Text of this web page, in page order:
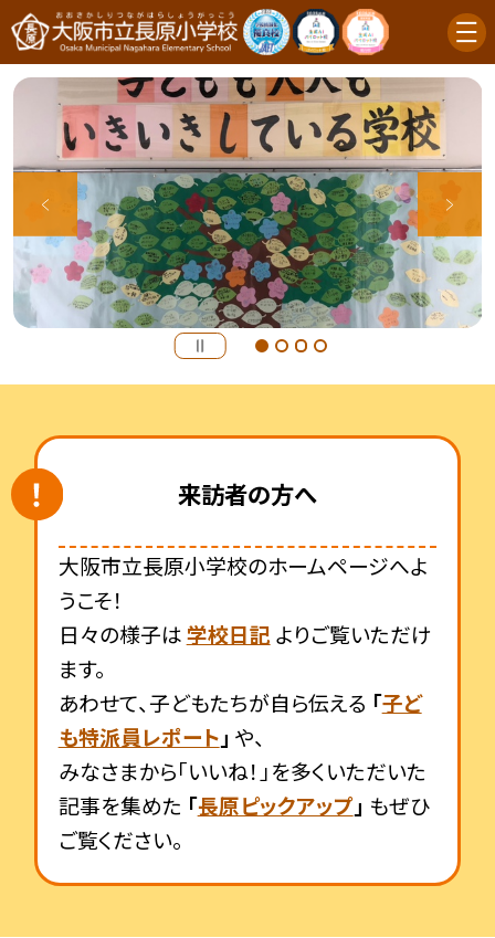
来訪者の方へ
大阪市立長原小学校のホームページへよ
うこそ！
日々の様子は学校日記 よりご覧いただけ
ます。
あわせて、子どもたちが自ら伝える 「子ど
も特派員レポート」 や、
みなさまから「いいね！」を多くいただいた
記事を集めた 「長原ピックアップ」 もぜひ
ご覧ください。